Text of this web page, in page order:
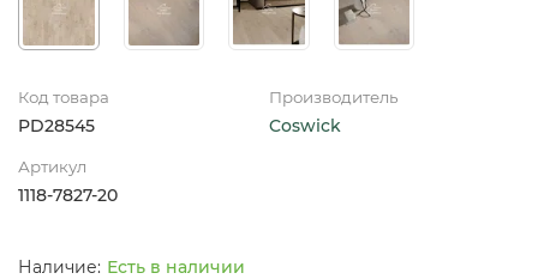
Код товара
PD28545
Производитель
Coswick
Артикул
1118-7827-20
Есть в наличии